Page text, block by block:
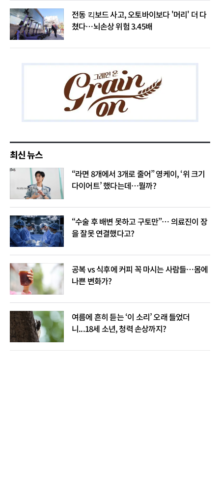
전동 킥보드 사고, 오토바이보다 '머리' 더 다
쳤다…뇌손상 위험 3.45배
최신 뉴스
“라면 8개에서 3개로 줄어” 영케이, ‘위 크기
다이어트’ 했다는데…뭘까?
“수술 후 배변 못하고 구토만”… 의료진이 장
을 잘못 연결했다고?
공복 vs 식후에 커피 꼭 마시는 사람들…몸에
나쁜 변화가?
여름에 흔히 듣는 ‘이 소리’ 오래 들었더
니...18세 소년, 청력 손상까지?